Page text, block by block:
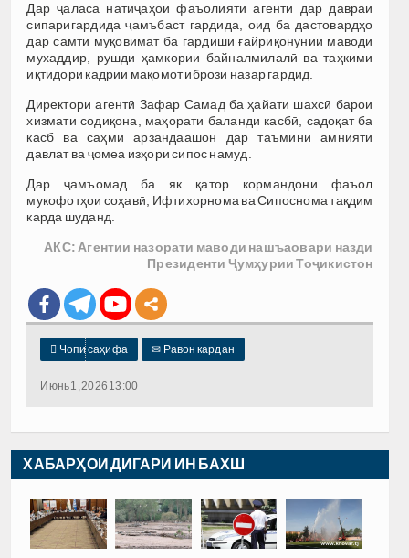
Дар ҷаласа натиҷаҳои фаъолияти агентӣ дар давраи
сипаригардида ҷамъбаст гардида, оид ба дастовардҳо
дар самти муқовимат ба гардиши ғайриқонунии маводи
мухаддир, рушди ҳамкории байналмилалӣ ва таҳкими
иқтидори кадрии мақомот ибрози назар гардид.
Директори агентӣ Зафар Самад ба ҳайати шахсӣ барои
хизмати содиқона, маҳорати баланди касбӣ, садоқат ба
касб ва саҳми арзандаашон дар таъмини амнияти
давлат ва ҷомеа изҳори сипос намуд.
Дар ҷамъомад ба як қатор кормандони фаъол
мукофотҳои соҳавӣ, Ифтихорнома ва Сипоснома тақдим
карда шуданд.
АКС: Агентии назорати маводи нашъаовари назди
Президенти Ҷумҳурии Тоҷикистон
 Чопи саҳифа ✉ Равон кардан
Июнь 1, 2026 13:00
ХАБАРҲОИ ДИГАРИ ИН БАХШ